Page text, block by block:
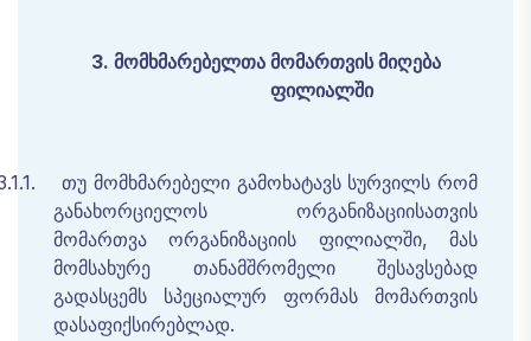
3. მომხმარებელთა მომართვის მიღება
ფილიალში
თუ მომხმარებელი გამოხატავს სურვილს რომ
განახორციელოს
ორგანიზაციისათვის
მომართვა
ორგანიზაციის ფილიალში,მას
მომსახურე
თანამშრომელი
შესავსებად
გადასცემს
სპეციალურ ფორმას
მომართვის
დასაფიქსირებლად.